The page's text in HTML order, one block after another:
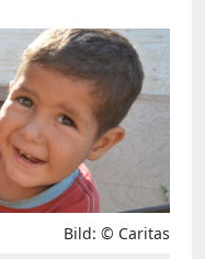
Bild: © Caritas